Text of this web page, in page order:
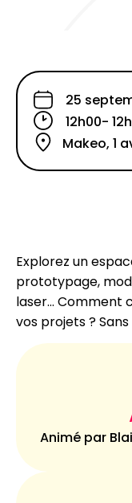
25
12h00-
Makeo, 1
Explorez un
prototypage,
laser… Comment
vos projets ?
Animé par